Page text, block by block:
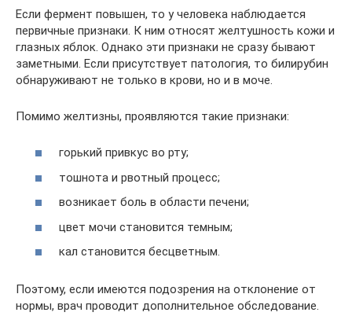
Если фермент повышен, то у человека наблюдается
первичные признаки. К ним относят желтушность кожи и
глазных яблок. Однако эти признаки не сразу бывают
заметными. Если присутствует патология, то билирубин
обнаруживают не только в крови, но и в моче.
Помимо желтизны, проявляются такие признаки:
горький привкус во рту;
тошнота и рвотный процесс;
возникает боль в области печени;
цвет мочи становится темным;
кал становится бесцветным.
Поэтому, если имеются подозрения на отклонение от
нормы, врач проводит дополнительное обследование.